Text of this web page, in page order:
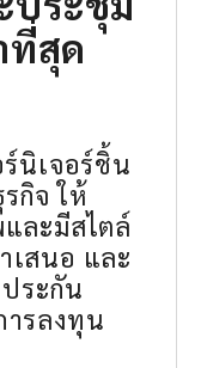
ที่สุด
นิเจอร์ชิ้น
กิจ ให้
ละมีสไตล์
เสนอ และ
ระกัน
ารลงทุน